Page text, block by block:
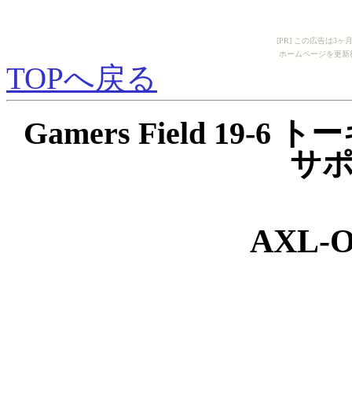
[PR] この広告は3ヶ
ホームページを更
TOPへ戻る
Gamers Field 19-6 ト
サ
AXL-